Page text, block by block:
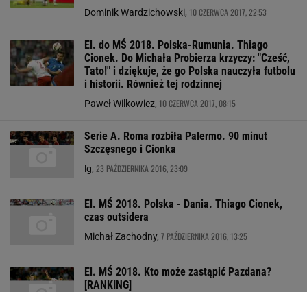
Dominik Wardzichowski, 10 CZERWCA 2017, 22:53
El. do MŚ 2018. Polska-Rumunia. Thiago
Cionek. Do Michała Probierza krzyczy: "Cześć,
Tato!" i dziękuje, że go Polska nauczyła futbolu
i historii. Również tej rodzinnej
Paweł Wilkowicz, 10 CZERWCA 2017, 08:15
Serie A. Roma rozbiła Palermo. 90 minut
Szczęsnego i Cionka
lg, 23 PAŹDZIERNIKA 2016, 23:09
El. MŚ 2018. Polska - Dania. Thiago Cionek,
czas outsidera
Michał Zachodny, 7 PAŹDZIERNIKA 2016, 13:25
El. MŚ 2018. Kto może zastąpić Pazdana?
[RANKING]